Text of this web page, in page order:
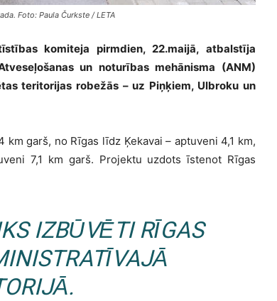
Foto: Paula Čurkste / LETA
komiteja pirmdien, 22.maijā, atbalstīja
un noturības mehānisma (ANM)
teritorijas robežās – uz Piņķiem, Ulbroku un
garš, no Rīgas līdz Ķekavai – aptuveni 4,1 km,
7,1 km garš. Projektu uzdots īstenot Rīgas
IZBŪVĒTI RĪGAS